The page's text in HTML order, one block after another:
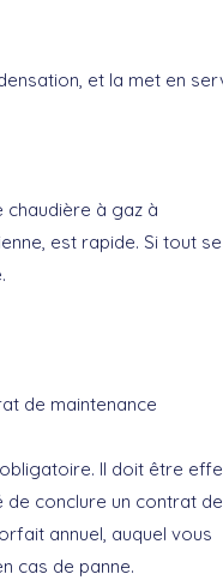
et la met en
chaudière à gaz à
est rapide. Si tout se
de maintenance
Il doit être
de conclure un contrat de
annuel, auquel vous
cas de panne.